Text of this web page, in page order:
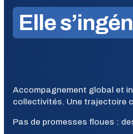
Elle
Accompagnement global et
collectivités. Une trajectoire
Pas de promesses floues :